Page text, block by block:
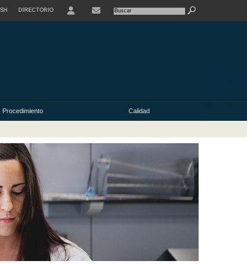
DIRECTORIO
Procedimiento Calidad